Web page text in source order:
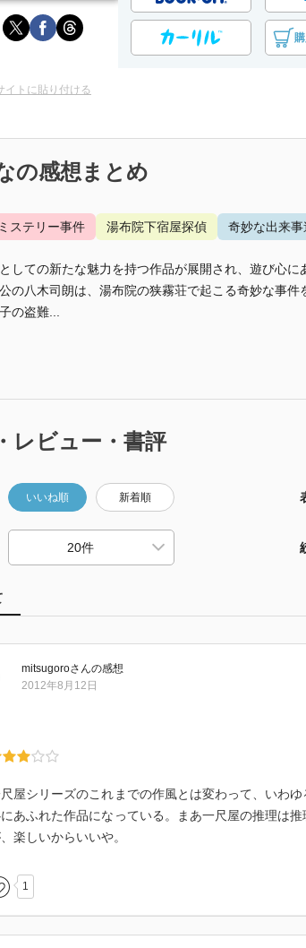
イトに貼り付ける
の感想まとめ
ステリー事件 湯布院下宿屋探偵 奇妙な出来事
しての新たな魅力を持つ作品が展開され、遊び心
の八木司朗は、湯布院の狭霧荘で起こる奇妙な事
の盗難...
レビュー・書評
いいね順 新着順
mitsugoroさんの感想
2012年8月12日
屋シリーズのこれまでの作風とは変わって、いわ
あふれた作品になっている。まあ一尺屋の推理は
楽しいからいいや。
1